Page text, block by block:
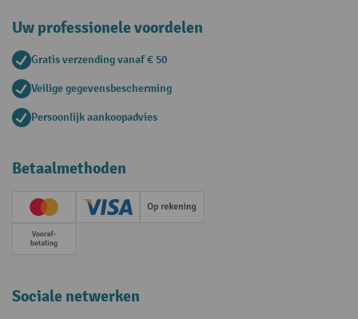
Uw professionele voordelen
Gratis verzending vanaf € 50
Veilige gegevensbescherming
Persoonlijk aankoopadvies
Betaalmethoden
Creditcard (Master)Creditcard (Visa)Op rekening
Vooruitbetaling
Sociale netwerken